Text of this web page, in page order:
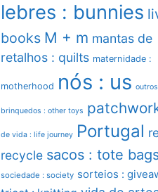
lebres : bunnies
books M + m mantas de
retalhos : quilts maternidade :
motherhood nós : us outros
brinquedos : other toys
de vida : life journey Portugal
recycle sacos : tote
sociedade : society sorteios :